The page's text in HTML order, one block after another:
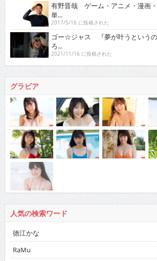
有野晋哉 ゲーム・アニメ・漫画・
単...
2017/5/16 に投稿された
ゴー☆ジャス 『夢が叶うという
ろ...
2021/11/16 に投稿された
グラビア
人気の検索ワード
徳江かな
RaMu